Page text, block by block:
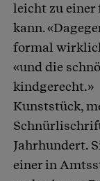
leicht zu
kann.
formal
«und die
kindgerecht.»
Kunststück,
Jahrhundert.
einer in